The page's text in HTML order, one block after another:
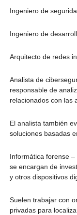
Ingeniero de
Ingeniero de
Arquitecto de redes
Analista de
responsable de
relacionados con las
El analista también
soluciones basadas
Informática forense
se encargan de
y otros dispositivos
Suelen trabajar con
privadas para